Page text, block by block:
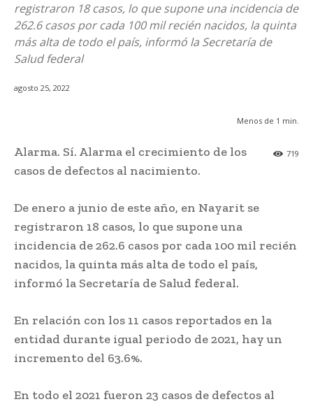
registraron 18 casos, lo que supone una incidencia de
262.6 casos por cada 100 mil recién nacidos, la quinta
más alta de todo el país, informó la Secretaría de
Salud federal
agosto 25, 2022
Menos de 1 min.
719
Alarma. Sí. Alarma el crecimiento de los
casos de defectos al nacimiento.
De enero a junio de este año, en Nayarit se
registraron 18 casos, lo que supone una
incidencia de 262.6 casos por cada 100 mil recién
nacidos, la quinta más alta de todo el país,
informó la Secretaría de Salud federal.
En relación con los 11 casos reportados en la
entidad durante igual periodo de 2021, hay un
incremento del 63.6%.
En todo el 2021 fueron 23 casos de defectos al